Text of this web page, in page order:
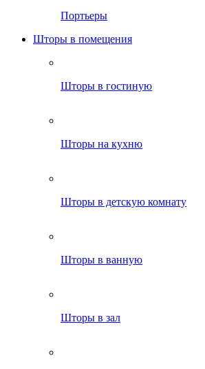
Портьеры
Шторы в помещения
Шторы в гостиную
Шторы на кухню
Шторы в детскую комнату
Шторы в ванную
Шторы в зал